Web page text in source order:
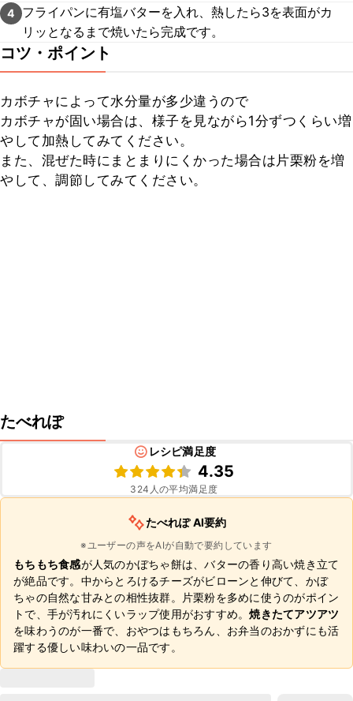
4
フライパンに有塩バターを入れ、熱したら3を表面がカ
リッとなるまで焼いたら完成です。
コツ・ポイント
カボチャによって水分量が多少違うので
カボチャが固い場合は、様子を見ながら1分ずつくらい増
やして加熱してみてください。
また、混ぜた時にまとまりにくかった場合は片栗粉を増
やして、調節してみてください。
たべれぽ
レシピ満足度
4.35
324 人の平均満足度
たべれぽ AI要約
※ユーザーの声をAIが自動で要約しています
もちもち食感が人気のかぼちゃ餅は、バターの香り高い焼き立て
が絶品です。中からとろけるチーズがビローンと伸びて、かぼ
ちゃの自然な甘みとの相性抜群。片栗粉を多めに使うのがポイン
トで、手が汚れにくいラップ使用がおすすめ。焼きたてアツアツ
を味わうのが一番で、おやつはもちろん、お弁当のおかずにも活
躍する優しい味わいの一品です。